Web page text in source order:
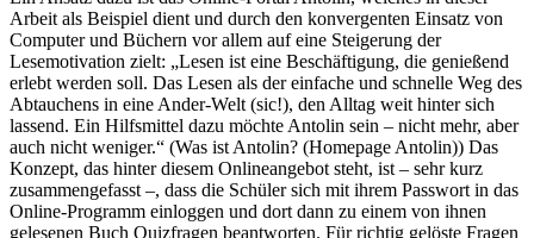
Ein Ansatz dazu ist das Online-Portal Antolin, welches in dieser
Arbeit als Beispiel dient und durch den konvergenten Einsatz von
Computer und Büchern vor allem auf eine Steigerung der
Lesemotivation zielt: „Lesen ist eine Beschäftigung, die genießend
erlebt werden soll. Das Lesen als der einfache und schnelle Weg des
Abtauchens in eine Ander-Welt (sic!), den Alltag weit hinter sich
lassend. Ein Hilfsmittel dazu möchte Antolin sein – nicht mehr, aber
auch nicht weniger.“ (Was ist Antolin? (Homepage Antolin)) Das
Konzept, das hinter diesem Onlineangebot steht, ist – sehr kurz
zusammengefasst –, dass die Schüler sich mit ihrem Passwort in das
Online-Programm einloggen und dort dann zu einem von ihnen